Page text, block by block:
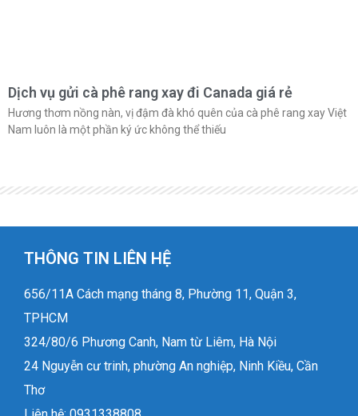
Dịch vụ gửi cà phê rang xay đi Canada giá rẻ
Hương thơm nồng nàn, vị đậm đà khó quên của cà phê rang xay Việt
Nam luôn là một phần ký ức không thể thiếu
THÔNG TIN LIÊN HỆ
656/11A Cách mạng tháng 8, Phường 11, Quận 3,
TPHCM
324/80/6 Phương Canh, Nam từ Liêm, Hà Nội
24 Nguyễn cư trinh, phường An nghiệp, Ninh Kiều, Cần
Thơ